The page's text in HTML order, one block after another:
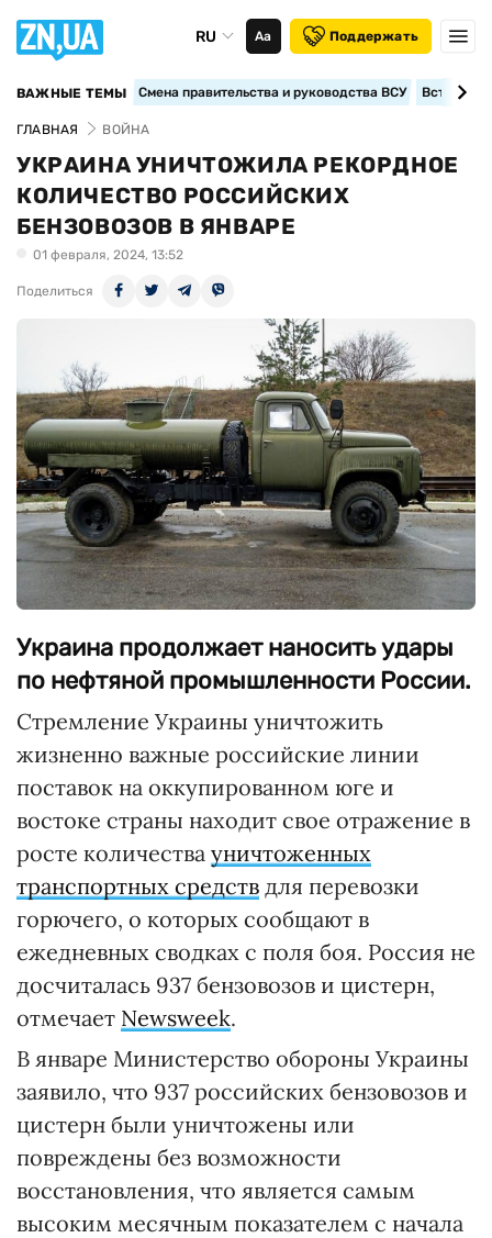
RU Аа Поддержать
ВАЖНЫЕ ТЕМЫ Смена правительства и руководства ВСУ
ГЛАВНАЯ ВОЙНА
УКРАИНА УНИЧТОЖИЛА РЕКОРДНОЕ
КОЛИЧЕСТВО РОССИЙСКИХ
БЕНЗОВОЗОВ В ЯНВАРЕ
01 февраля, 2024, 13:52
Поделиться
Украина продолжает наносить удары
по нефтяной промышленности России.
Стремление Украины уничтожить
жизненно важные российские линии
поставок на оккупированном юге и
востоке страны находит свое отражение в
росте количества уничтоженных
транспортных средств для перевозки
горючего, о которых сообщают в
ежедневных сводках с поля боя. Россия не
досчиталась 937 бензовозов и цистерн,
отмечает Newsweek.
В январе Министерство обороны Украины
заявило, что 937 российских бензовозов и
цистерн были уничтожены или
повреждены без возможности
восстановления, что является самым
высоким месячным показателем с начала